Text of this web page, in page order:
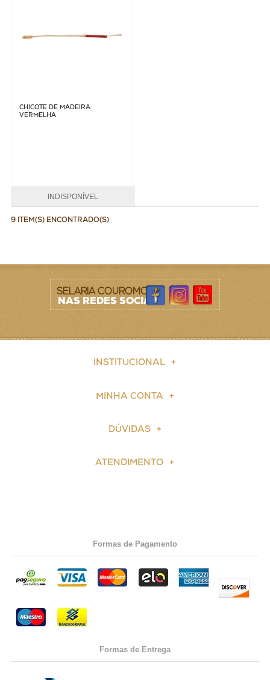
CHICOTE DE MADEIRA
VERMELHA
INDISPONÍVEL
9 ITEM(S) ENCONTRADO(S)
SELARIA COUROMODA
NAS REDES SOCIAIS
INSTITUCIONAL
MINHA CONTA
DÚVIDAS
ATENDIMENTO
Formas de Pagamento
Formas de Entrega